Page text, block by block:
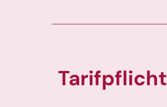
Tarifpflicht